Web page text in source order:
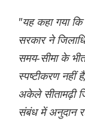
"यह कहा गया कि
सरकार ने
समय-सीमा के
स्पष्टीकरण
अकेले सीतामढ़ी
संबंध में अनुदान